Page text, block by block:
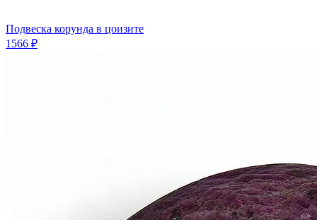
Подвеска корунда в цоизите
1566 ₽